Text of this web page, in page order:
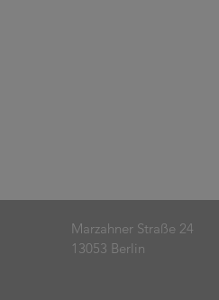
Marzahner Straße 24
13053 Berlin